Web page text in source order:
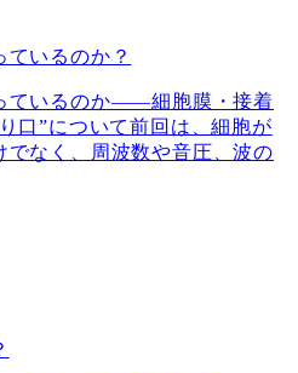
いるのか？
ているのか――細胞膜・接着
口”について前回は、細胞が
でなく、周波数や音圧、波の